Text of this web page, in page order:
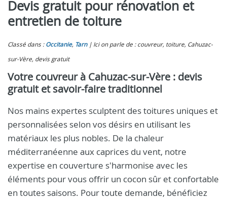
Devis gratuit pour rénovation et
entretien de toiture
Classé dans : Occitanie, Tarn
Ici on parle de : couvreur, toiture, Cahuzac-
sur-Vère, devis gratuit
Votre couvreur à Cahuzac-sur-Vère : devis
gratuit et savoir-faire traditionnel
Nos mains expertes sculptent des toitures uniques et
personnalisées selon vos désirs en utilisant les
matériaux les plus nobles. De la chaleur
méditerranéenne aux caprices du vent, notre
expertise en couverture s'harmonise avec les
éléments pour vous offrir un cocon sûr et confortable
en toutes saisons. Pour toute demande, bénéficiez